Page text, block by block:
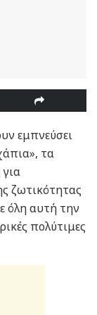
εμπνεύσει
τα
ζωτικότητας
όλη αυτή την
πολύτιμες